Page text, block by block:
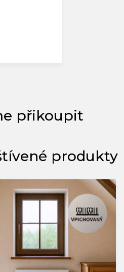
produkty